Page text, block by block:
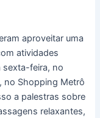
aproveitar uma
atividades
sexta-feira, no
no Shopping Metrô
a palestras sobre
relaxantes,